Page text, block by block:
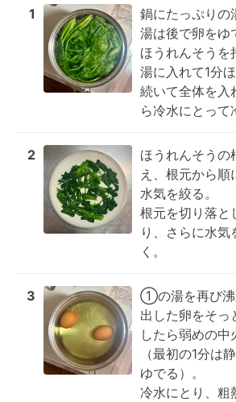
1
鍋にたっぷりの
湯は後で卵をゆ
ほうれんそうを
湯に入れて1分ほ
続いて全体を入
ら冷水にとって
2
ほうれんそうの
え、根元から順
水気を絞る。
根元を切り落と
り、さらに水気
く。
3
①の湯を再び沸
出した卵をそっ
したら弱めの
（最初の1分は
ゆでる）。
冷水にとり、粗